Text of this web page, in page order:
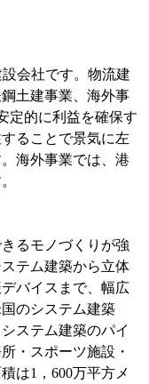
会社です。物流建
土建事業、海外事
定的に利益を確保す
ることで景気に左
海外事業では、港
るモノづくりが強
テム建築から立体
バイスまで、幅広
のシステム建築
ステム建築のパイ
・スポーツ施設・
は1，600万平方メ